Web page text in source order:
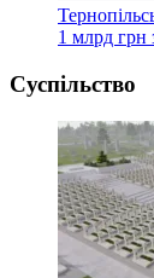
1 млрд грн
Суспільство